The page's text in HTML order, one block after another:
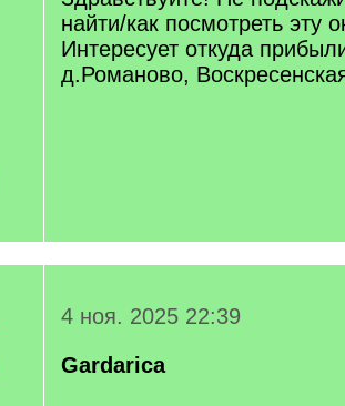
найти/как посмотреть эту
Интересует откуда
д.Романово,
4 ноя. 2025 22:39
Gardarica